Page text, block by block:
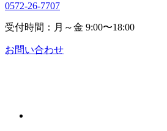
0572-26-7707
受付時間：月～金 9:00〜18:00
お問い合わせ